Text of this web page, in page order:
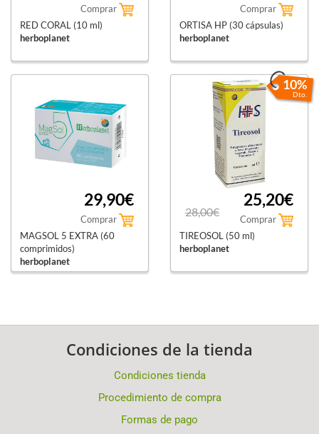
Comprar
RED CORAL (10 ml)
herboplanet
Comprar
ORTISA HP (30 cápsulas)
herboplanet
29,90€
Comprar
MAGSOL 5 EXTRA (60
comprimidos)
herboplanet
10%
Dto.
28,00€
25,20€
Comprar
TIREOSOL (50 ml)
herboplanet
Condiciones de la tienda
Condiciones tienda
Procedimiento de compra
Formas de pago